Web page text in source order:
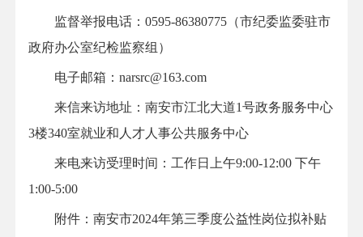
监督举报电话：0595-86380775（市纪委监委驻市
政府办公室纪检监察组）
电子邮箱：narsrc@163.com
来信来访地址：南安市江北大道1号政务服务中心
3楼340室就业和人才人事公共服务中心
来电来访受理时间：工作日上午9:00-12:00 下午
1:00-5:00
附件：南安市2024年第三季度公益性岗位拟补贴